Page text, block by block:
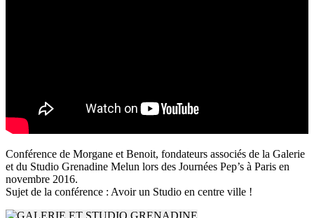
Conférence de Morgane et Benoit, fondateurs associés de la Galerie
et du Studio Grenadine Melun lors des Journées Pep’s à Paris en
novembre 2016.
Sujet de la conférence : Avoir un Studio en centre ville !